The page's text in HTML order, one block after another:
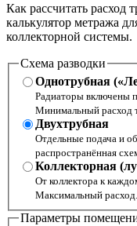
Как рассчитать расход
калькулятор метража
коллекторной системы.
Схема разводки
Однотрубная
Радиаторы включены
Минимальный расход
Двухтрубная
Отдельные подача и
Коллекторная
От коллектора к
Максимальный расход.
Параметры